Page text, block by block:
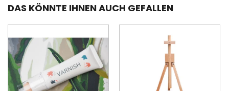
DAS KÖNNTE IHNEN AUCH GEFALLEN